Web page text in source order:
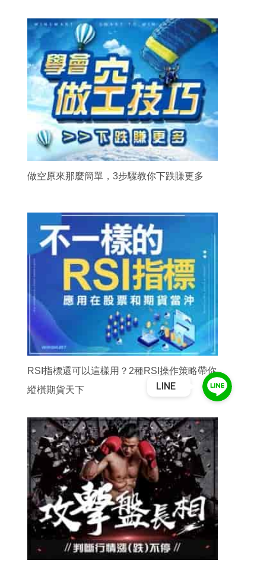
做空原來那麼簡單，3步驟教你下跌賺更多
RSI指標還可以這樣用？2種RSI操作策略帶你
縱橫期貨天下
LINE